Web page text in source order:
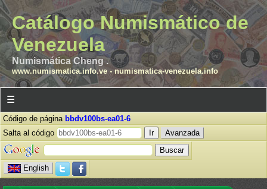
Catálogo Numismático de
Venezuela
Numismática Cheng .
www.numismatica.info.ve- numismatica-venezuela.info
☰
Código de página bbdv100bs-ea01-6
Salta al código
Avanzada
English